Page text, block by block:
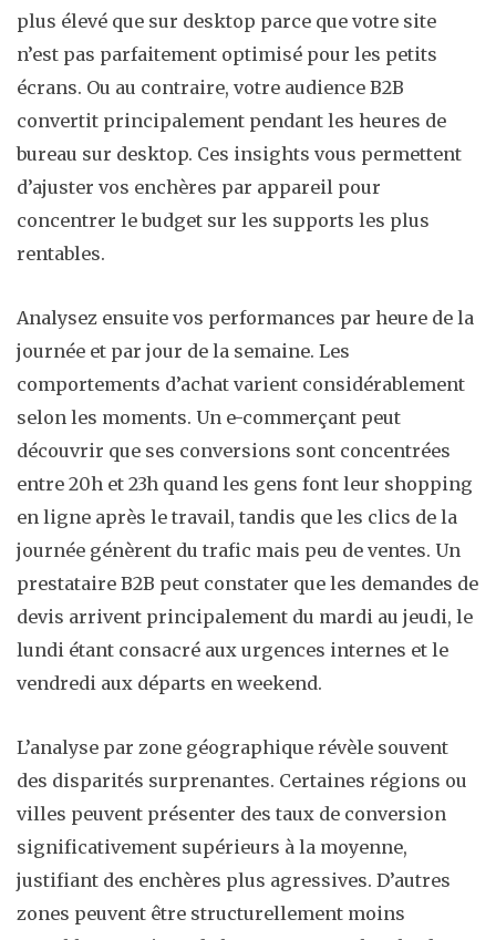
plus élevé que sur desktop parce que votre site
n’est pas parfaitement optimisé pour les petits
écrans. Ou au contraire, votre audience B2B
convertit principalement pendant les heures de
bureau sur desktop. Ces insights vous permettent
d’ajuster vos enchères par appareil pour
concentrer le budget sur les supports les plus
rentables.
Analysez ensuite vos performances par heure de la
journée et par jour de la semaine. Les
comportements d’achat varient considérablement
selon les moments. Un e-commerçant peut
découvrir que ses conversions sont concentrées
entre 20h et 23h quand les gens font leur shopping
en ligne après le travail, tandis que les clics de la
journée génèrent du trafic mais peu de ventes. Un
prestataire B2B peut constater que les demandes de
devis arrivent principalement du mardi au jeudi, le
lundi étant consacré aux urgences internes et le
vendredi aux départs en weekend.
L’analyse par zone géographique révèle souvent
des disparités surprenantes. Certaines régions ou
villes peuvent présenter des taux de conversion
significativement supérieurs à la moyenne,
justifiant des enchères plus agressives. D’autres
zones peuvent être structurellement moins